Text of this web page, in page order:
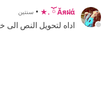
Ăяฝά ོ .★
• سنتين
اداه لتحويل النص